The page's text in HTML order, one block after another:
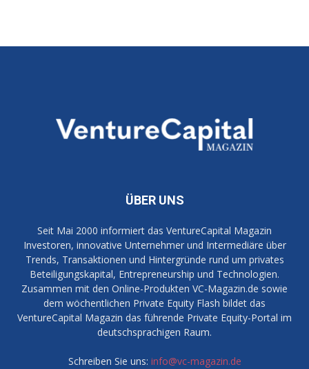
ÜBER UNS
Seit Mai 2000 informiert das VentureCapital Magazin
Investoren, innovative Unternehmer und Intermediäre über
Trends, Transaktionen und Hintergründe rund um privates
Beteiligungskapital, Entrepreneurship und Technologien.
Zusammen mit den Online-Produkten VC-Magazin.de sowie
dem wöchentlichen Private Equity Flash bildet das
VentureCapital Magazin das führende Private Equity-Portal im
deutschsprachigen Raum.
Schreiben Sie uns: info@vc-magazin.de